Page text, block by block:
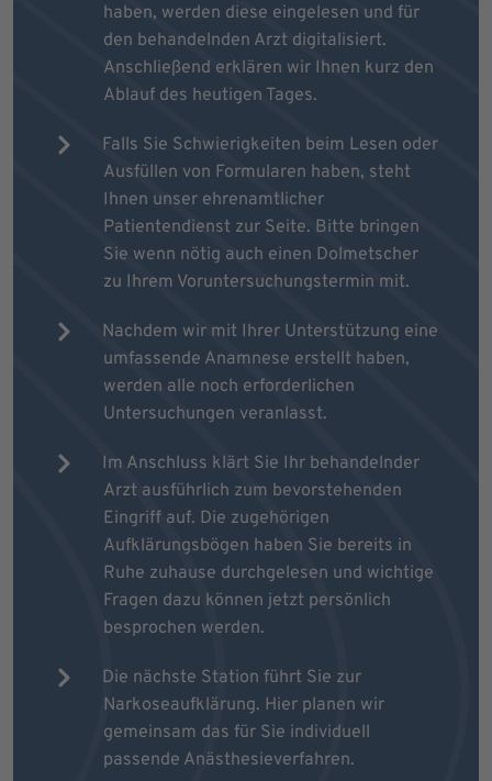
haben, werden diese eingelesen und für
den behandelnden Arzt digitalisiert.
Anschließend erklären wir Ihnen kurz den
Ablauf des heutigen Tages.
Falls Sie Schwierigkeiten beim Lesen oder
Ausfüllen von Formularen haben, steht
Ihnen unser ehrenamtlicher
Patientendienst zur Seite. Bitte bringen
Sie wenn nötig auch einen Dolmetscher
zu Ihrem Voruntersuchungstermin mit.
Nachdem wir mit Ihrer Unterstützung eine
umfassende Anamnese erstellt haben,
werden alle noch erforderlichen
Untersuchungen veranlasst.
Im Anschluss klärt Sie Ihr behandelnder
Arzt ausführlich zum bevorstehenden
Eingriff auf. Die zugehörigen
Aufklärungsbögen haben Sie bereits in
Ruhe zuhause durchgelesen und wichtige
Fragen dazu können jetzt persönlich
besprochen werden.
Die nächste Station führt Sie zur
Narkoseaufklärung. Hier planen wir
gemeinsam das für Sie individuell
passende Anästhesieverfahren.